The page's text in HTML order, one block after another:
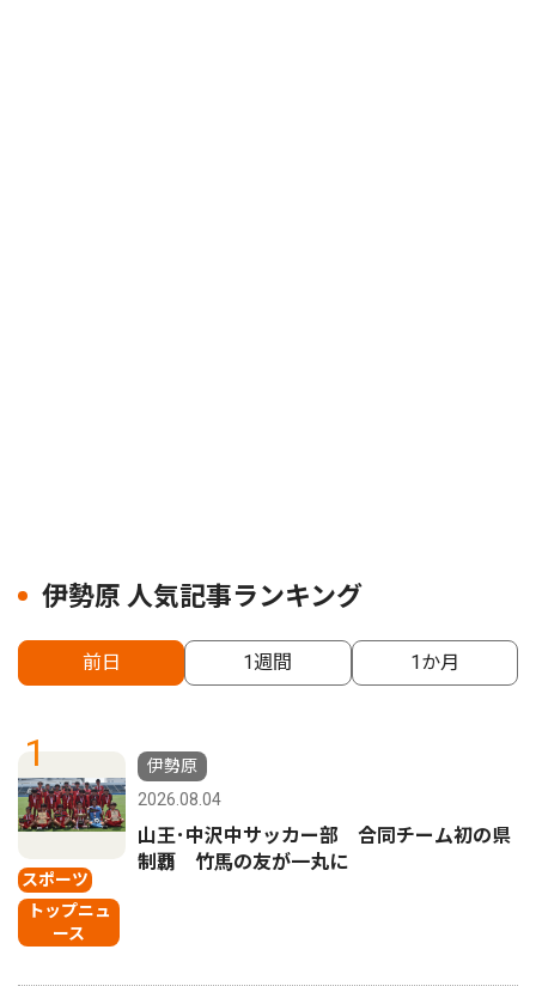
伊勢原 人気記事ランキング
前日 1週間 1か月
1
スポーツ
トップニュ
ース
伊勢原
2026.08.04
山王･中沢中サッカー部 合同チーム初の県
制覇 竹馬の友が一丸に